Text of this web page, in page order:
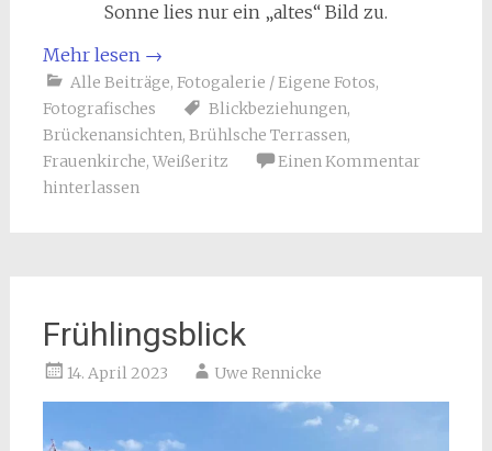
Sonne lies nur ein „altes“ Bild zu.
Mehr lesen →
Alle Beiträge, Fotogalerie / Eigene Fotos,
Fotografisches
Blickbeziehungen,
Brückenansichten, Brühlsche Terrassen,
Frauenkirche, Weißeritz
Einen Kommentar
hinterlassen
Frühlingsblick
14. April 2023 Uwe Rennicke